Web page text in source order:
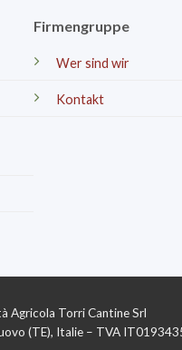
Firmengruppe
Wer sind wir
Kontakt
Agricola Torri Cantine Srl
(TE), Italie – TVA